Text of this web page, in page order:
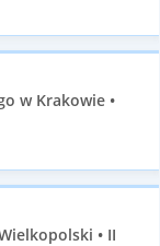
w Krakowie •
• II